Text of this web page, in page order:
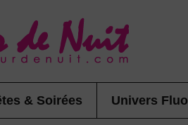
& Soirées Univers Fluo